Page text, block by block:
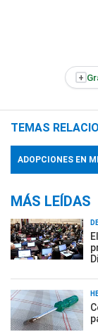
+
TEMAS
ADOPCIONES EN
MÁS LEÍDAS